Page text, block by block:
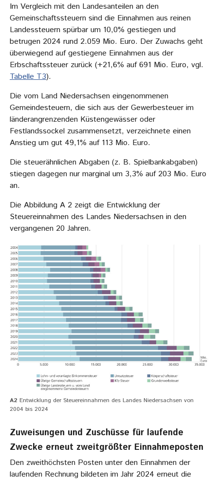
Im Vergleich mit den Landesanteilen an den
Gemeinschaftssteuern sind die Einnahmen aus reinen
Landessteuern spürbar um 10,0% gestiegen und
betrugen 2024 rund 2.059 Mio. Euro. Der Zuwachs geht
überwiegend auf gestiegene Einnahmen aus der
Erbschaftssteuer zurück (+21,6% auf 691 Mio. Euro, vgl.
Tabelle T3).
Die vom Land Niedersachsen eingenommenen
Gemeindesteuern, die sich aus der Gewerbesteuer im
länderangrenzenden Küstengewässer oder
Festlandssockel zusammensetzt, verzeichnete einen
Anstieg um gut 49,1% auf 113 Mio. Euro.
Die steuerähnlichen Abgaben (z. B. Spielbankabgaben)
stiegen dagegen nur marginal um 3,3% auf 203 Mio. Euro
an.
Die Abbildung A 2 zeigt die Entwicklung der
Steuereinnahmen des Landes Niedersachsen in den
vergangenen 20 Jahren.
A2 Entwicklung der Steuereinnahmen des Landes Niedersachsen von
2004 bis 2024
Zuweisungen und Zuschüsse für laufende
Zwecke erneut zweitgrößter Einnahmeposten
Den zweithöchsten Posten unter den Einnahmen der
laufenden Rechnung bildeten im Jahr 2024 erneut die